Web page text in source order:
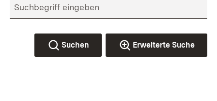
Suchen Erweiterte Suche